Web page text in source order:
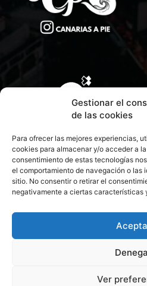
Gestionar el
de las cookies
Para ofrecer las mejores experiencias,
cookies para almacenar y/o acceder a
consentimiento de estas tecnologías
el comportamiento de navegación o las
sitio. No consentir o retirar el
negativamente a ciertas características
Ver
CONTACTA CON NOSOTROS